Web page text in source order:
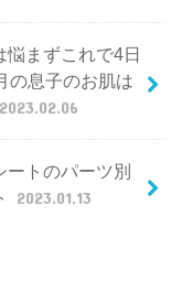
悩まずこれで4日
の息子のお肌は
2023.02.06
ートのパーツ別
2023.01.13